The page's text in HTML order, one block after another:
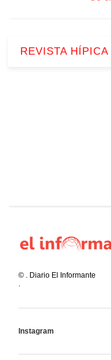
REVISTA HÍPICA
© . Diario El Informante
.
Instagram